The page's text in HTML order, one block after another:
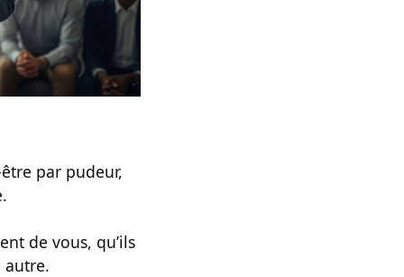
par pudeur,
de vous, qu’ils
autre.